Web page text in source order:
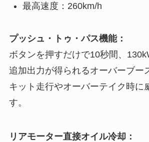
最高速度：260km/h
プッシュ・トゥ・パス機能：
ボタンを押すだけで10秒間、
追加出力が得られるオーバーブー
キット走行やオーバーテイク時に
す。
リアモーター直接オイル冷却：